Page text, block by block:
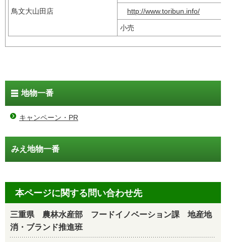
鳥文大山田店 http://www.toribun.info/
小売
地物一番
キャンペーン・PR
みえ地物一番
本ページに関する問い合わせ先
三重県 農林水産部 フードイノベーション課 地産地
消・ブランド推進班